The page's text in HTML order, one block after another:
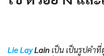
Lie LayLainเป็น เป็นรูปคำ